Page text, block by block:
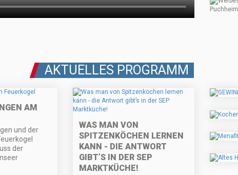
AKTUELLES PROGRAMM
AM
und der
der
WAS MAN VON
SPITZENKÖCHEN LERNEN
KANN - DIE ANTWORT
GIBT’S IN DER SEP
MARKTKÜCHE!